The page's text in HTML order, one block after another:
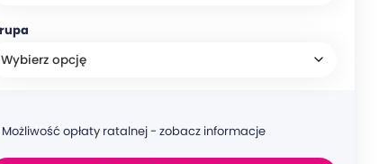
Możliwość opłaty ratalnej - zobacz informacje